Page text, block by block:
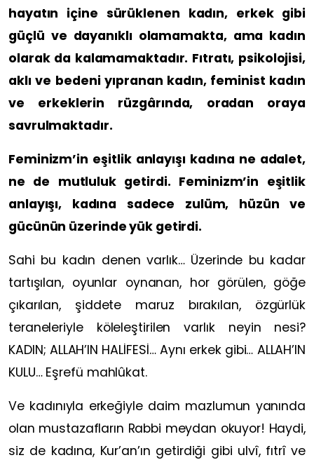
hayatın içine sürüklenen kadın, erkek gibi
güçlü ve dayanıklı olamamakta, ama kadın
olarak da kalamamaktadır. Fıtratı, psikolojisi,
aklı ve bedeni yıpranan kadın, feminist kadın
ve erkeklerin rüzgârında, oradan oraya
savrulmaktadır.
Feminizm’in eşitlik anlayışı kadına ne adalet,
ne de mutluluk getirdi. Feminizm’in eşitlik
anlayışı, kadına sadece zulüm, hüzün ve
gücünün üzerinde yük getirdi.
Sahi bu kadın denen varlık… Üzerinde bu kadar
tartışılan, oyunlar oynanan, hor görülen, göğe
çıkarılan, şiddete maruz bırakılan, özgürlük
teraneleriyle köleleştirilen varlık neyin nesi?
KADIN; ALLAH’IN HALİFESİ… Aynı erkek gibi… ALLAH’IN
KULU… Eşrefü mahlûkat.
Ve kadınıyla erkeğiyle daim mazlumun yanında
olan mustazafların Rabbi meydan okuyor! Haydi,
siz de kadına, Kur’an’ın getirdiği gibi ulvî, fıtrî ve